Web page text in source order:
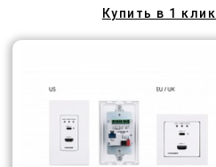
Купить в 1 клик